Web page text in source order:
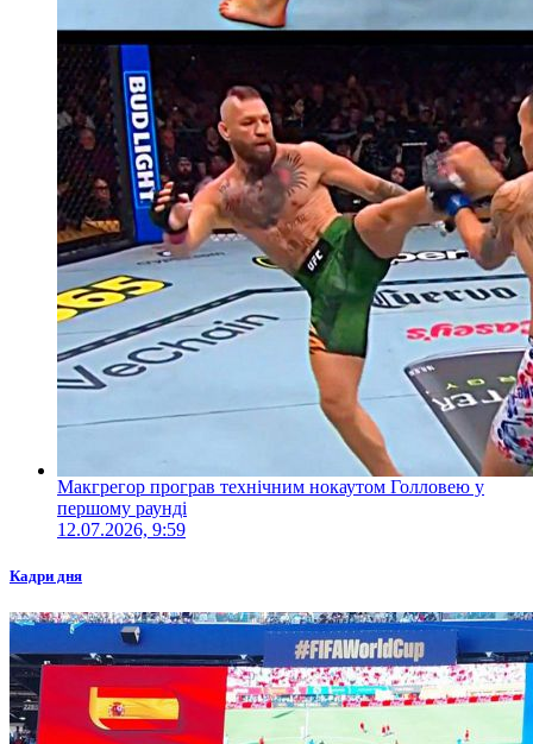
Макгрегор програв технічним нокаутом Голловею у
першому раунді
12.07.2026, 9:59
Кадри дня